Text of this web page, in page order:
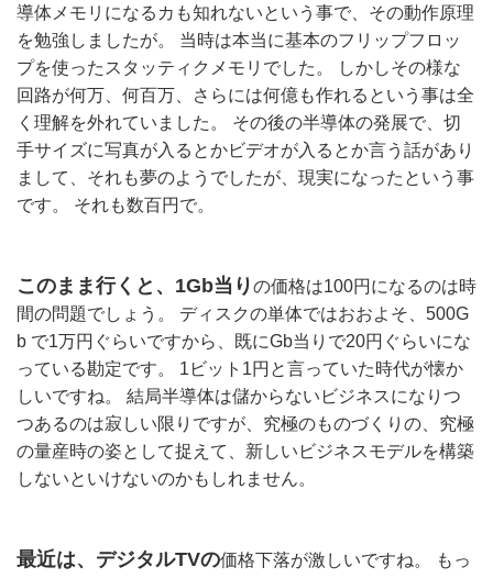
導体メモリになるカも知れないという事で、その動作原理
を勉強しましたが。 当時は本当に基本のフリップフロッ
プを使ったスタッティクメモリでした。 しかしその様な
回路が何万、何百万、さらには何億も作れるという事は全
く理解を外れていました。 その後の半導体の発展で、切
手サイズに写真が入るとかビデオが入るとか言う話があり
まして、それも夢のようでしたが、現実になったという事
です。 それも数百円で。
このまま行くと、1Gb当りの価格は100円になるのは時
間の問題でしょう。 ディスクの単体ではおおよそ、500G
b で1万円ぐらいですから、既にGb当りで20円ぐらいにな
っている勘定です。 1ビット1円と言っていた時代が懐か
しいですね。 結局半導体は儲からないビジネスになりつ
つあるのは寂しい限りですが、究極のものづくりの、究極
の量産時の姿として捉えて、新しいビジネスモデルを構築
しないといけないのかもしれません。
最近は、デジタルTVの価格下落が激しいですね。 もっ